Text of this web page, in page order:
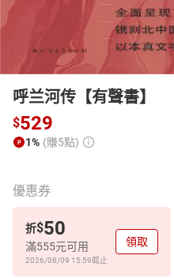
呼兰河传【有聲書】
$529
1% (賺5點)
優惠券
折$50
滿555元可用
2026/08/09 15:59截止
領取